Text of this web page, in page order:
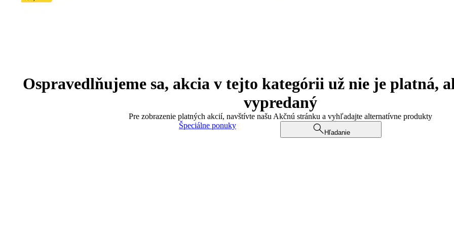
Ospravedlňujeme sa, akcia v tejto kategórii už nie je platná,
vypredaný
Pre zobrazenie platných akcií, navštívte našu Akčnú stránku a vyhľadajte alternatívne produkty
Špeciálne ponuky
Hľadanie